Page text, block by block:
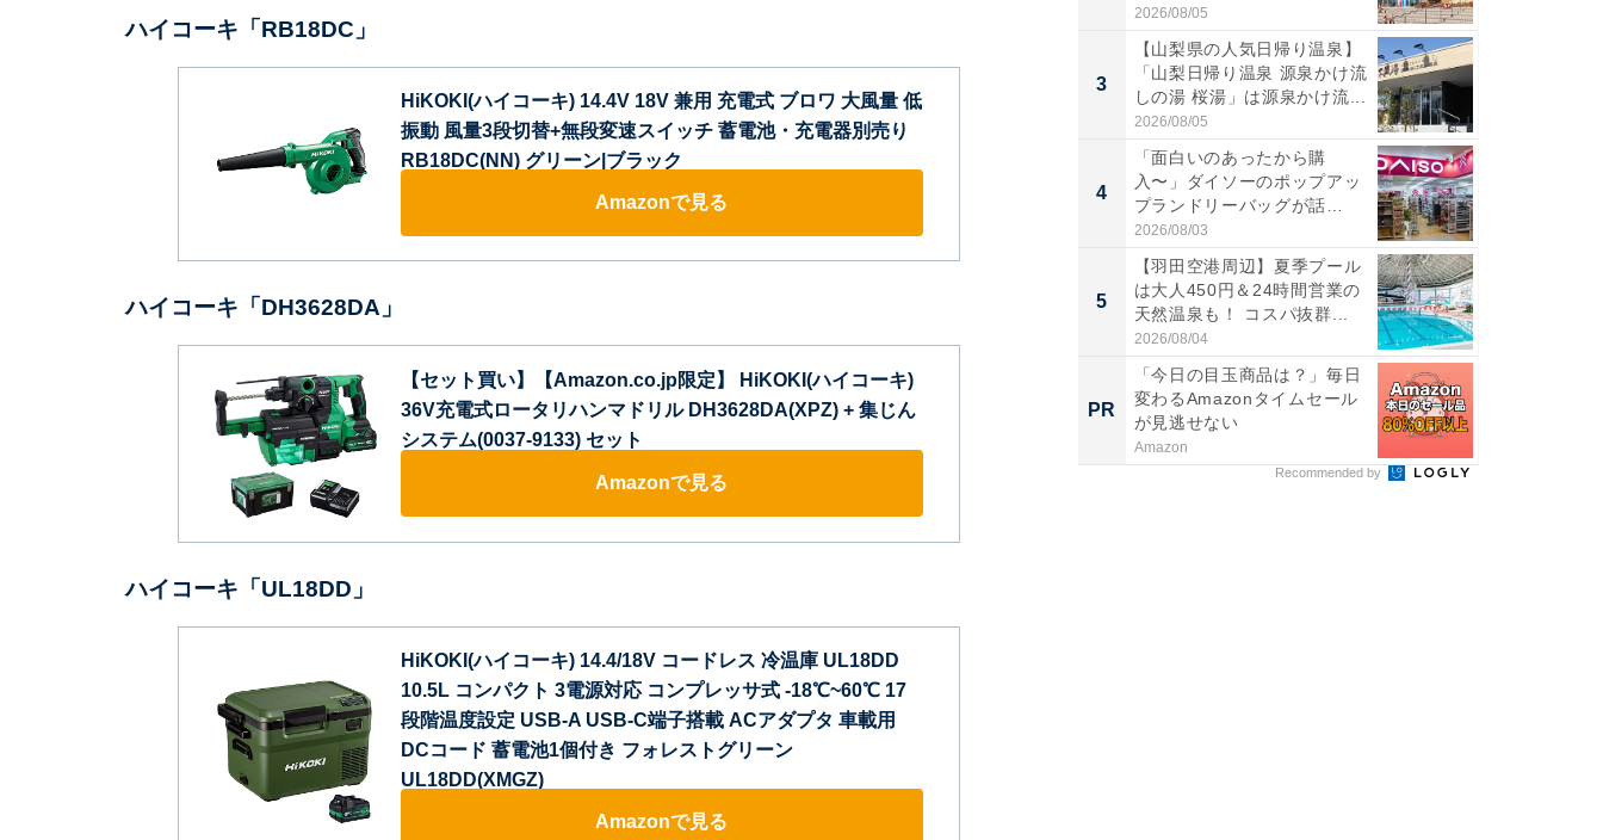
ハイコーキ「RB18DC」
HiKOKI(ハイコーキ) 14.4V 18V 兼用 充電式 ブロワ 大風量 低
振動 風量3段切替+無段変速スイッチ 蓄電池・充電器別売り
RB18DC(NN) グリーン|ブラック
Amazonで見る
ハイコーキ「DH3628DA」
【セット買い】【Amazon.co.jp限定】 HiKOKI(ハイコーキ)
36V充電式ロータリハンマドリル DH3628DA(XPZ) + 集じん
システム(0037‐9133) セット
Amazonで見る
ハイコーキ「UL18DD」
HiKOKI(ハイコーキ) 14.4/18V コードレス 冷温庫 UL18DD
10.5L コンパクト 3電源対応 コンプレッサ式 -18℃~60℃ 17
段階温度設定 USB-A USB-C端子搭載 ACアダプタ 車載用
DCコード 蓄電池1個付き フォレストグリーン
UL18DD(XMGZ)
Amazonで見る
2026/08/05
3
【山梨県の人気日帰り温泉】
「山梨日帰り温泉 源泉かけ流
しの湯 桜湯」は源泉かけ流...
2026/08/05
4
「面白いのあったから購
入〜」ダイソーのポップアッ
プランドリーバッグが話
題。“さま...
2026/08/03
5
【羽田空港周辺】夏季プール
は大人450円＆24時間営業の
天然温泉も！ コスパ抜群...
2026/08/04
PR
「今日の目玉商品は？」毎日
変わるAmazonタイムセール
が見逃せない
Amazon
Recommended by